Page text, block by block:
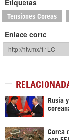
Etiquetas
Tensiones Coreas
Enlace corto
Rusia
Corea
con